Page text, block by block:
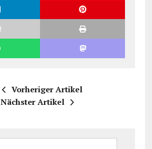
Vorheriger Artikel
Nächster Artikel